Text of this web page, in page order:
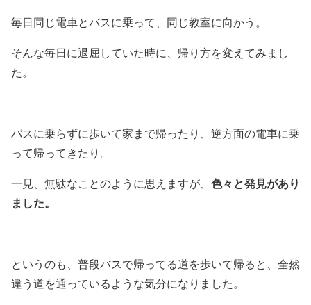
毎日同じ電車とバスに乗って、同じ教室に向かう。
そんな毎日に退屈していた時に、帰り方を変えてみまし
た。
バスに乗らずに歩いて家まで帰ったり、逆方面の電車に乗
って帰ってきたり。
一見、無駄なことのように思えますが、 色々と発見があり
ました。
というのも、普段バスで帰ってる道を歩いて帰ると、全然
違う道を通っているような気分になりました。